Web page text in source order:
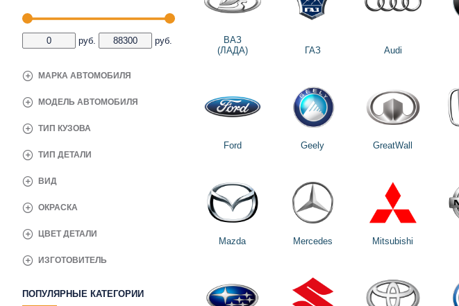
руб. руб.
МАРКА АВТОМОБИЛЯ
ВИД
ИЗГОТОВИТЕЛЬ
МОДЕЛЬ АВТОМОБИЛЯ
ОКРАСКА
ТИП ДЕТАЛИ
ТИП КУЗОВА
ЦВЕТ ДЕТАЛИ
ПОПУЛЯРНЫЕ КАТЕГОРИИ
ВАЗ
(ЛАДА)
ГАЗ Audi
Ford Geely GreatWall
Mazda Mercedes Mitsubishi